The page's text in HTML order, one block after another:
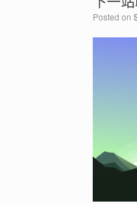
Posted on